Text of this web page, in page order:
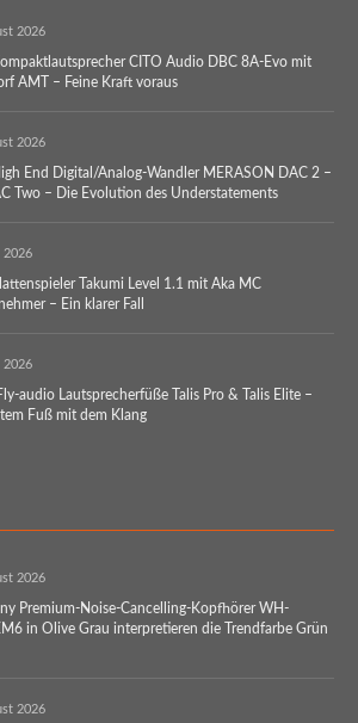
2026
CITO Audio DBC 8A-Evo mit
AMT – Feine Kraft voraus
2026
End Digital/Analog-Wandler MERASON DAC 2 –
Two – Die Evolution des Understatements
2026
Takumi Level 1.1 mit Aka MC
– Ein klarer Fall
2026
audio Lautsprecherfüße Talis Pro & Talis Elite –
Fuß mit dem Klang
2026
Premium-Noise-Cancelling-Kopfhörer WH-
in Olive Grau interpretieren die Trendfarbe Grün
2026